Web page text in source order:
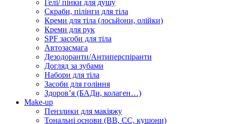
Гелі/ пінки для душу
Скраби, пілінги для тіла
Креми для тіла (лосьйони, олійки)
Креми для рук
SPF засоби для тіла
Автозасмага
Дезодоранти/Антиперспіранти
Догляд за зубами
Набори для тіла
Засоби для гоління
Здоровʼя (БАДи, колаген…)
Make-up
Пензлики для макіяжу
Тональні основи (BB, CC, кушони)